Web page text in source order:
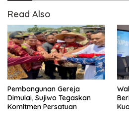
Read Also
Pembangunan Gereja
Dimulai, Sujiwo Tegaskan
Komitmen Persatuan